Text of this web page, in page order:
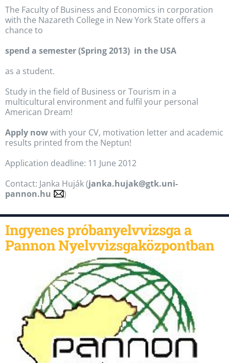
The Faculty of Business and Economics in corporation
with the Nazareth College in New York State offers a
chance to
spend a semester (Spring 2013) in the USA
as a student.
Study in the field of Business or Tourism in a
multicultural environment and fulfil your personal
American Dream!
Apply nowwith your CV, motivation letter and academic
results printed from the Neptun!
Application deadline: 11 June 2012
Contact: Janka Huják (janka.hujak@gtk.uni-
pannon.hu
)
Ingyenes próbanyelvvizsga a
Pannon Nyelvvizsgaközpontban